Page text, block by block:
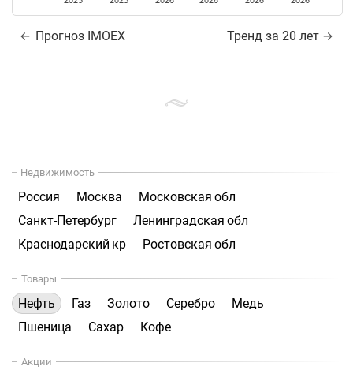
Прогноз IMOEX Тренд за 20 лет
Недвижимость
Россия Москва
Московская обл
Санкт-Петербург
Ленинградская обл
Краснодарский кр
Ростовская обл
Товары
Нефть Газ Золото Серебро
Медь
Пшеница
Сахар Кофе
Акции